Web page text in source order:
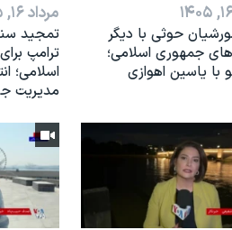
حوثی با دیگر
جمهوری اسلامی؛
با یاسین اهوازی
مرداد ۱۶, ۱۴۰۵
تمجید
ترامپ
اسلامی؛
مدیریت